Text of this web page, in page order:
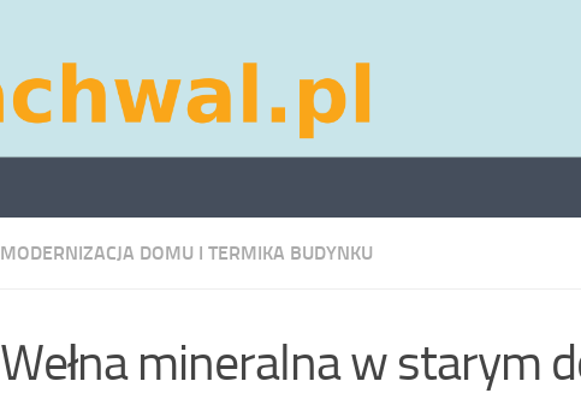
MODERNIZACJA DOMU I TERMIKA BUDYNKU
Wełna mineralna w starym